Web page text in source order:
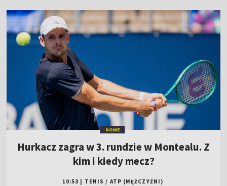
NOWE
Hurkacz zagra w 3. rundzie w Montealu. Z
kim i kiedy mecz?
10:53 TENIS / ATP (MĘŻCZYŹNI)